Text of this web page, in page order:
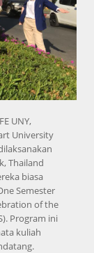
UNY,
University
Thailand
biasa
Semester
of the
Program ini
kuliah